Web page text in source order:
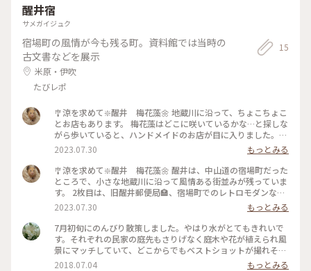
醒井宿
サメガイジュク
宿場町の風情が今も残る町。資料館では当時の
古文書などを展示
米原・伊吹
たびレポ
15
🎐涼を求めて❇️醒井 梅花藻🌼 地蔵川に沿って、ちょこちょこ
とお店もあります。 梅花藻はどこに咲いているかな…と探しな
がら歩いていると、ハンドメイドのお店が目に入りました。
気になって入ると、小さなスペースですが、所狭しとかわいい
ハンドメイド雑貨が並んでいます💓 ついついまた欲しくなっ
て（笑）手編みのコースターをお持ち帰り🎁 帰りには醤油ソ
フトを食べようと思っていたのですが、溶けちゃう！と皆さん
急いで食べていらしたので、醤油プリン🍮にしました。なんか
ゆっくり味わいもせずに一気に食べてしまい、レポートできず
のごめんなさい🤣🙏 もちろんおいしかったです👍 #カメラ旅
#私のことりっぷ旅 #美しい町 #滋賀 #米原 #醒井 #梅花藻 #お
醤油プリンもいかがですか🍮
2023.07.30
もっとみる
🎐涼を求めて❇️醒井 梅花藻🌼 醒井は、中山道の宿場町だった
ところで、小さな地蔵川に沿って風情ある街並みが残っていま
す。 2枚目は、旧醒井郵便局🏣、宿場町でのレトロモダンな建
築物として国の登録文化財にも指定されています。かわいく
て、来るたびに📸してしまいます。 #カメラ旅 #私のことりっ
ぷ旅 #美しい町 #滋賀 #米原 #醒井 #梅花藻 #宿場町の面影✨
2023.07.30
もっとみる
7月初旬にのんびり散策しました。やはり水がとてもきれいで
す。それぞれの民家の庭先もさりげなく庭木や花が植えられ風
景にマッチしていて、どこからでもベストショットが撮れそう
なところです。 梅花藻の開花には少し早い時期のようでした。
2018.07.04 もっとみる